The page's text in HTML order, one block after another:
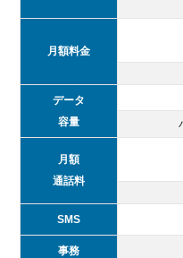
月額料金
データ
容量
月額
通話料
SMS
事務